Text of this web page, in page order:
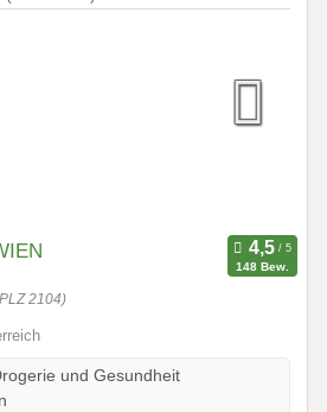
148 Bew.
2104)
und Gesundheit